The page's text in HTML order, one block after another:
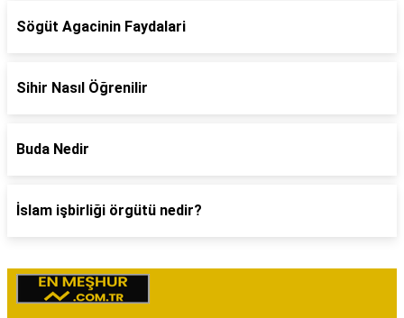
Sögüt Agacinin Faydalari
Sihir Nasıl Öğrenilir
Buda Nedir
İslam işbirliği örgütü nedir?